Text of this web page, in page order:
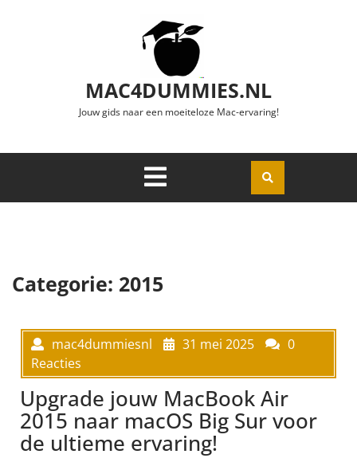
MAC4DUMMIES.NL
Jouw gids naar een moeiteloze Mac-ervaring!
Openen
Categorie: 2015
mac4dummiesnl 31 mei 2025
0
Reacties
Upgrade jouw MacBook Air
2015 naar macOS Big Sur voor
de ultieme ervaring!